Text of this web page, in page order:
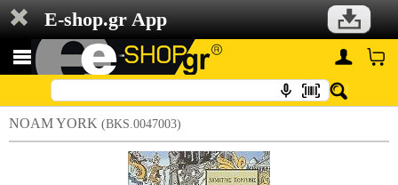
E-shop.gr App
NOAM YORK (BKS.0047003)